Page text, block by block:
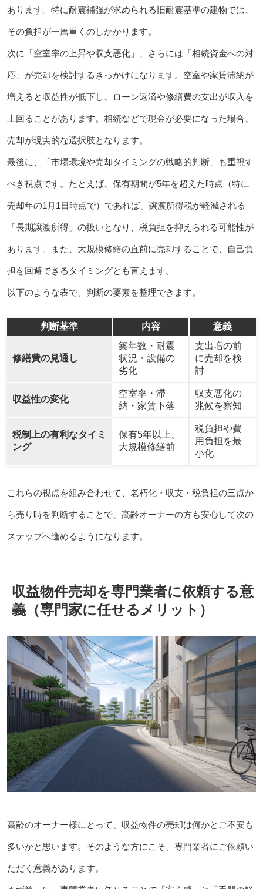
あります。特に耐震補強が求められる旧耐震基準の建物では、
その負担が一層重くのしかかります。
次に「空室率の上昇や収支悪化」、さらには「相続資金への対
応」が売却を検討するきっかけになります。空室や家賃滞納が
増えると収益性が低下し、ローン返済や修繕費の支出が収入を
上回ることがあります。相続などで現金が必要になった場合、
売却が現実的な選択肢となります。
最後に、「市場環境や売却タイミングの戦略的判断」も重視す
べき視点です。たとえば、保有期間が5年を超えた時点（特に
売却年の1月1日時点で）であれば、譲渡所得税が軽減される
「長期譲渡所得」の扱いとなり、税負担を抑えられる可能性が
あります。また、大規模修繕の直前に売却することで、自己負
担を回避できるタイミングとも言えます。
以下のような表で、判断の要素を整理できます。
判断基準 内容 意義
修繕費の見通し
築年数・耐震
状況・設備の
劣化
支出増の前
に売却を検
討
収益性の変化
空室率・滞
納・家賃下落
収支悪化の
兆候を察知
税制上の有利なタイミ
ング
保有5年以上、
大規模修繕前
税負担や費
用負担を最
小化
これらの視点を組み合わせて、老朽化・収支・税負担の三点か
ら売り時を判断することで、高齢オーナーの方も安心して次の
ステップへ進めるようになります。
収益物件売却を専門業者に依頼する意
義（専門家に任せるメリット）
高齢のオーナー様にとって、収益物件の売却は何かとご不安も
多いかと思います。そのような方にこそ、専門業者にご依頼い
ただく意義があります。